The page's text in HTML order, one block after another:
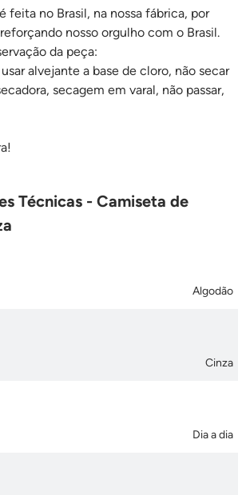
feita no Brasil, na nossa fábrica, por
nosso orgulho com o Brasil.
da peça:
alvejante a base de cloro, não secar
secagem em varal, não passar,
Técnicas - Camiseta de
Algodão
Cinza
Dia a dia